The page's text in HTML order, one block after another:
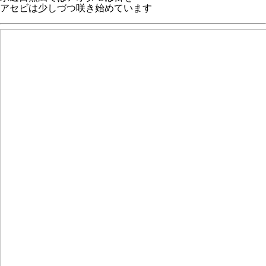
アセビは少しづつ咲き始めています